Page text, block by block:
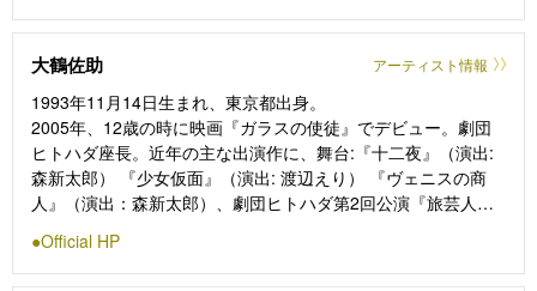
大鶴佐助 アーティスト情報
1993年11月14日生まれ、東京都出身。
2005年、12歳の時に映画『ガラスの使徒』でデビュー。劇団
ヒトハダ座長。近年の主な出演作に、舞台:『十二夜』（演出:
森新太郎） 『少女仮面』（演出: 渡辺えり） 『ヴェニスの商
⼈』（演出：森新太郎）、劇団ヒトハダ第2回公演『旅芸人の
郎）、『ジャズ大名』（演出：福原充則）、NODA・MAP第26
回『兎、波を走る』（演出：野田秀樹）、『サンソンールイ16
Official HP